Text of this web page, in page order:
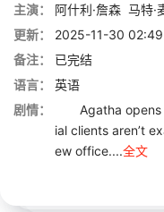
主演：
阿什利·詹森 马特·
更新：
2025-11-30 02:49
备注：
已完结
语言：
英语
剧情：
Agatha opens
ial clients aren’t
ew office....全文